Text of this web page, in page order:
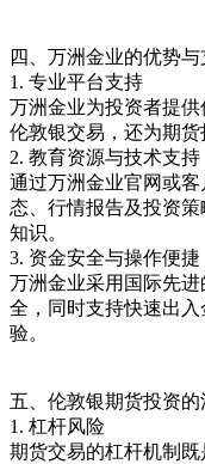
四、万洲金业的优势与
1. 专业平台支持
万洲金业为投资者提
伦敦银交易，还为期货
2. 教育资源与技术支持
通过万洲金业官网或
态、行情报告及投资
知识。
3. 资金安全与操作便捷
万洲金业采用国际先
全，同时支持快速出
验。
五、伦敦银期货投资的
1. 杠杆风险
期货交易的杠杆机制